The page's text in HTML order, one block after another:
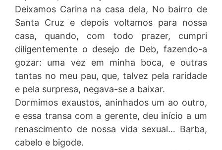
Deixamos Carina na casa dela, No bairro de
Santa Cruz e depois voltamos para nossa
casa, quando, com todo prazer, cumpri
diligentemente o desejo de Deb, fazendo-a
gozar: uma vez em minha boca, e outras
tantas no meu pau, que, talvez pela raridade
e pela surpresa, negava-se a baixar.
Dormimos exaustos, aninhados um ao outro,
e essa transa com a gerente, deu início a um
renascimento de nossa vida sexual… Barba,
cabelo e bigode.